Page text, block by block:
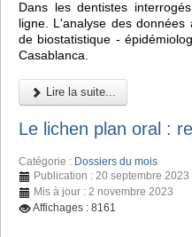
Dans les dentistes
ligne. L'analyse des
de biostatistique -
Casablanca.
Lire la suite...
Le lichen plan oral :
Catégorie : Dossiers du mois
Publication : 20 septembre 2023
Mis à jour : 2 novembre 2023
Affichages : 8161